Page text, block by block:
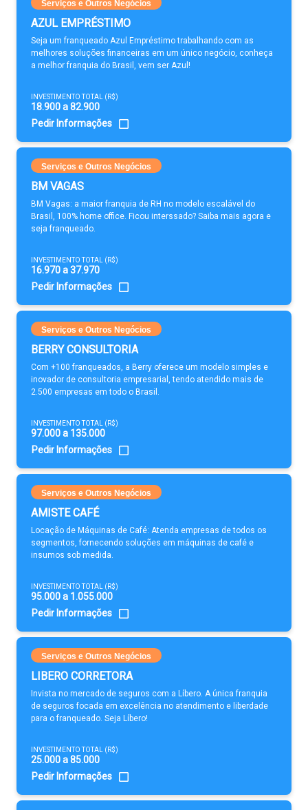
Serviços e Outros Negócios
AZUL EMPRÉSTIMO
Seja um franqueado Azul Empréstimo trabalhando com as
melhores soluções financeiras em um único negócio, conheça
a melhor franquia do Brasil, vem ser Azul!
INVESTIMENTO TOTAL (R$)
18.900 a 82.900
Pedir Informações
Serviços e Outros Negócios
BM VAGAS
BM Vagas: a maior franquia de RH no modelo escalável do
Brasil, 100% home office. Ficou interssado? Saiba mais agora e
seja franqueado.
INVESTIMENTO TOTAL (R$)
16.970 a 37.970
Pedir Informações
Serviços e Outros Negócios
BERRY CONSULTORIA
Com +100 franqueados, a Berry oferece um modelo simples e
inovador de consultoria empresarial, tendo atendido mais de
2.500 empresas em todo o Brasil.
INVESTIMENTO TOTAL (R$)
97.000 a 135.000
Pedir Informações
Serviços e Outros Negócios
AMISTE CAFÉ
Locação de Máquinas de Café: Atenda empresas de todos os
segmentos, fornecendo soluções em máquinas de café e
insumos sob medida.
INVESTIMENTO TOTAL (R$)
95.000 a 1.055.000
Pedir Informações
Serviços e Outros Negócios
LIBERO CORRETORA
Invista no mercado de seguros com a Líbero. A única franquia
de seguros focada em excelência no atendimento e liberdade
para o franqueado. Seja Líbero!
INVESTIMENTO TOTAL (R$)
25.000 a 85.000
Pedir Informações